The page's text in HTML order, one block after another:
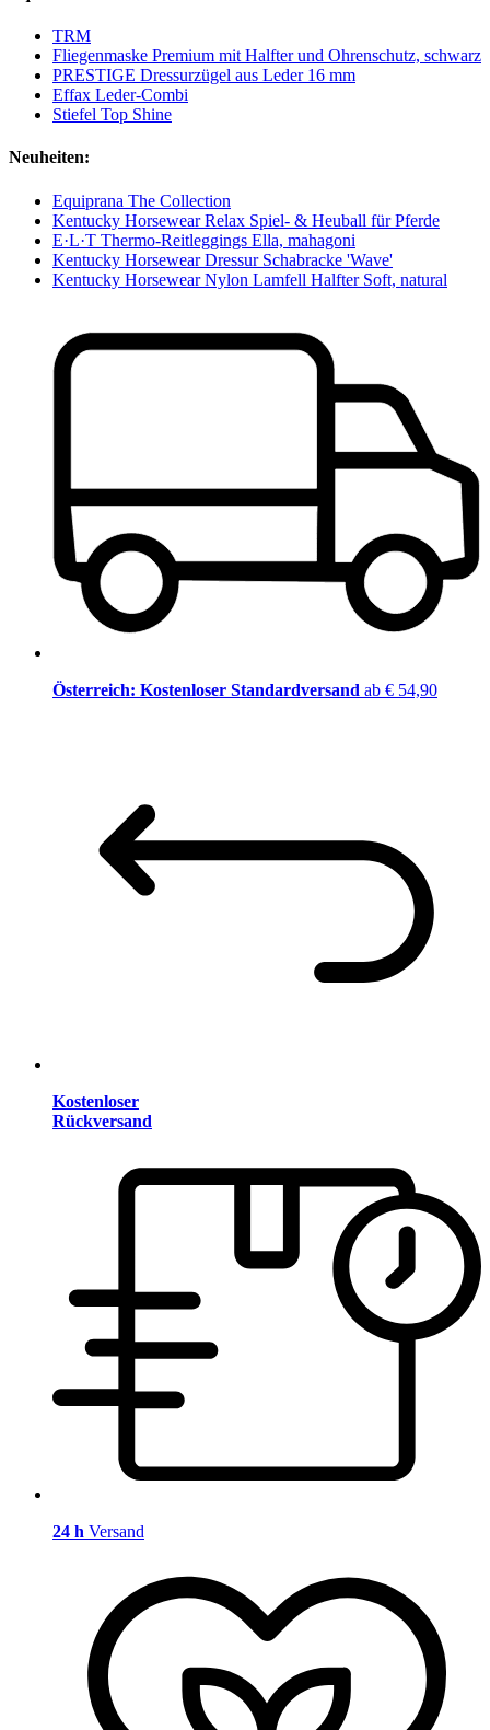
TRM
Fliegenmaske Premium mit Halfter und Ohrenschutz, schwarz
PRESTIGE Dressurzügel aus Leder 16 mm
Effax Leder-Combi
Stiefel Top Shine
Neuheiten:
Equiprana The Collection
Kentucky Horsewear Relax Spiel- & Heuball für Pferde
E·L·T Thermo-Reitleggings Ella, mahagoni
Kentucky Horsewear Dressur Schabracke 'Wave'
Kentucky Horsewear Nylon Lamfell Halfter Soft, natural
Österreich: Kostenloser Standardversand ab € 54,90
Kostenloser
Rückversand
24 h Versand